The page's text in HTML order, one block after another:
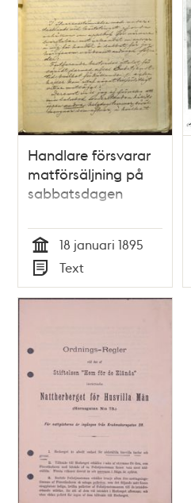
Handlare försvarar
matförsäljning på
sabbatsdagen
Tid
18 januari 1895
Typ
Text